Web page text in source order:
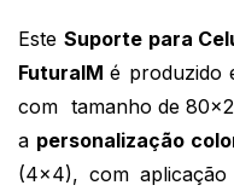
Este Suporte para
FuturaIM é produzido
com  tamanho de
a personalização
(4x4), com aplicação